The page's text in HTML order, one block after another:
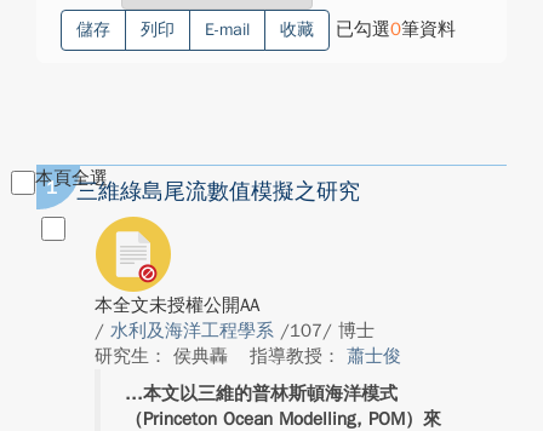
儲存 列印 E-mail 收藏 已勾選0筆資料
本頁全選
1 三維綠島尾流數值模擬之研究
本全文未授權公開AA
/ 水利及海洋工程學系 /107/ 博士
研究生： 侯典轟
指導教授： 蕭士俊
本文以三維的普林斯頓海洋模式
（Princeton Ocean Modelling, POM）來